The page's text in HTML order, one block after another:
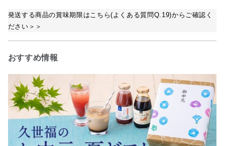
発送する商品の賞味期限はこちら(よくある質問Q.19)からご確認く
ださい＞＞
おすすめ情報